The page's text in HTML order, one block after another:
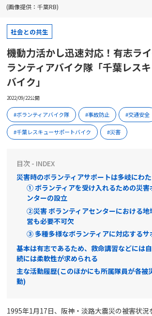
(画像提供：千葉RB)
社会との共生
機動力活かし迅速対応！有志ラ
ランティアバイク隊「千葉レス
バイク」
2022/09/22公開
ボランティアバイク隊 事故防止 交通安全
千葉レスキューサポートバイク 災害
目次 - INDEX
災害時のボランティアサポートは多岐にわ
① ボランティアを受け入れるための災害
ンターの設立
②災害 ボランティアセンターにおける地
営も必要不可欠
③ 多種多様なボランティアに対応するサ
基本は有志であるため、救命講習などには
続には柔軟性が求められる
主な活動履歴(このほかにも所属隊員が各被
動)
1995年1月17日、阪神・淡路大震災の被害状況